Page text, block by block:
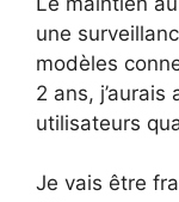
une
modèles
2 ans,
utilisateurs
Je vais être